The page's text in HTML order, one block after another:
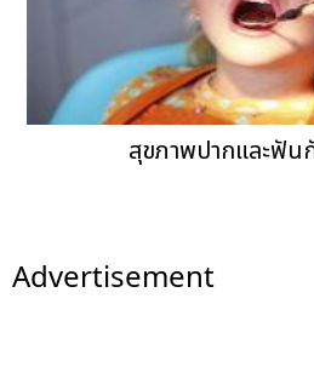
สุขภาพปากและฟัน
Advertisement